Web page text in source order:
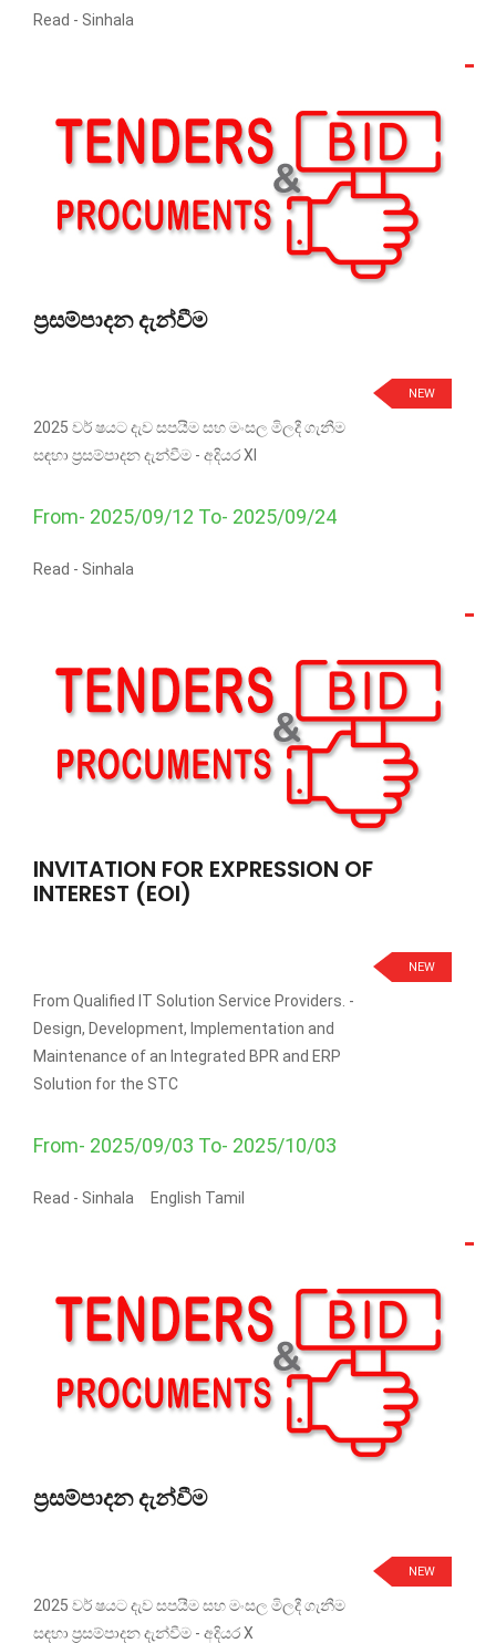
Read - Sinhala
ප්‍රසම්පාදන දැන්වීම
NEW
2025 වර් ෂයට දැව සපයීම සහ මංසල මිලදී ගැනීම
සඳහා ප්‍රසම්පාදන දැන්වීම - අදියර XI
From- 2025/09/12 To- 2025/09/24
Read - Sinhala
INVITATION FOR EXPRESSION OF
INTEREST (EOI)
NEW
From Qualified IT Solution Service Providers. -
Design, Development, Implementation and
Maintenance of an Integrated BPR and ERP
Solution for the STC
From- 2025/09/03 To- 2025/10/03
Read - Sinhala English Tamil
ප්‍රසම්පාදන දැන්වීම
NEW
2025 වර් ෂයට දැව සපයීම සහ මංසල මිලදී ගැනීම
සඳහා ප්‍රසම්පාදන දැන්වීම - අදියර X